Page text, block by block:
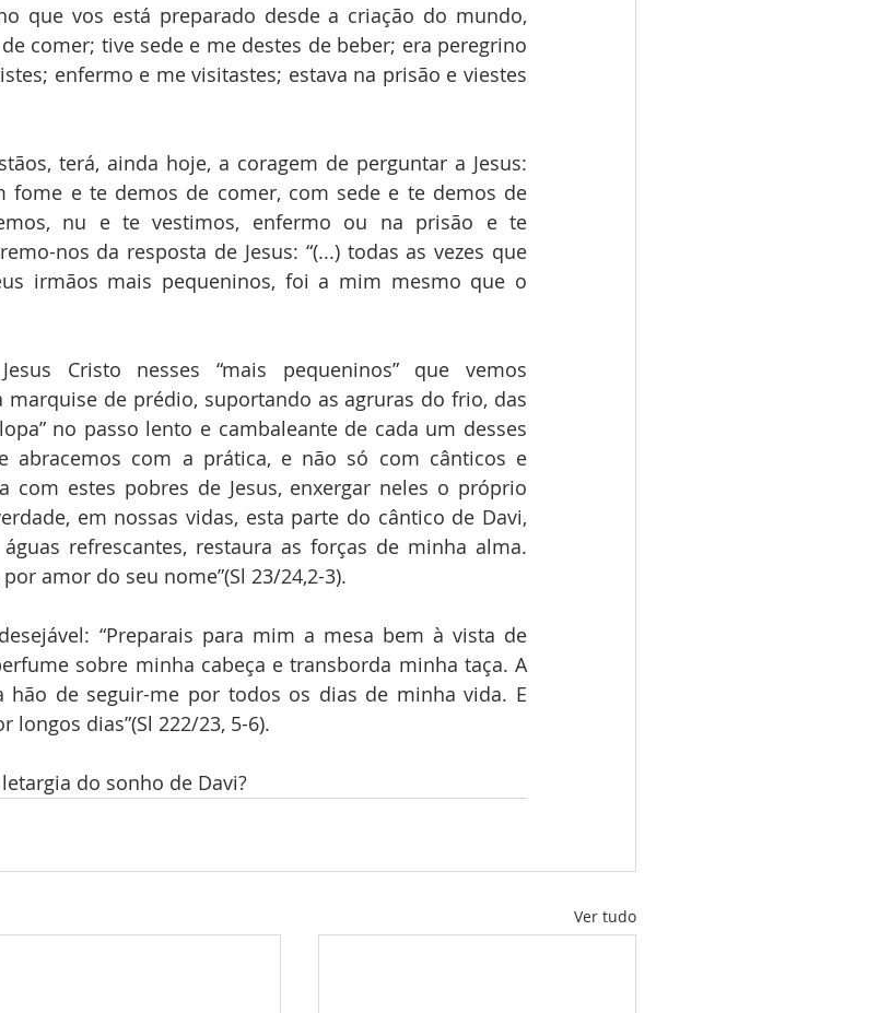
que vos está preparado desde a criação do mundo,
comer; tive sede e me destes de beber; era peregrino
enfermo e me visitastes; estava na prisão e viestes
terá, ainda hoje, a coragem de perguntar a Jesus:
fome e te demos de comer, com sede e te demos de
nu e te vestimos, enfermo ou na prisão e te
nos da resposta de Jesus: “(...) todas as vezes que
irmãos mais pequeninos, foi a mim mesmo que o
Cristo nesses “mais pequeninos” que vemos
de prédio, suportando as agruras do frio, das
no passo lento e cambaleante de cada um desses
abracemos com a prática, e não só com cânticos e
com estes pobres de Jesus, enxergar neles o próprio
em nossas vidas, esta parte do cântico de Davi,
refrescantes, restaura as forças de minha alma.
amor do seu nome”(Sl 23/24,2-3).
“Preparais para mim a mesa bem à vista de
sobre minha cabeça e transborda minha taça. A
hão de seguir-me por todos os dias de minha vida. E
longos dias”(Sl 222/23, 5-6).
do sonho de Davi?
Ver tudo